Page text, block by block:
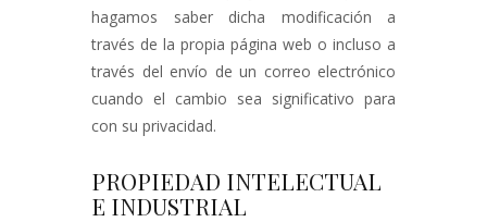
hagamos saber dicha modificación a
través de la propia página web o incluso a
través del envío de un correo electrónico
cuando el cambio sea significativo para
con su privacidad.
PROPIEDAD INTELECTUAL
E INDUSTRIAL